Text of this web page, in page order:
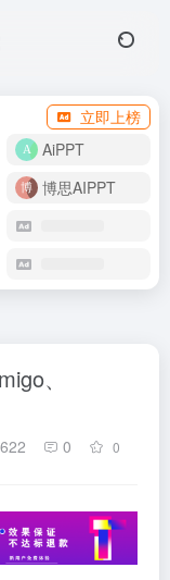
立即上榜
AiPPT
博思AIPPT
、
0 0